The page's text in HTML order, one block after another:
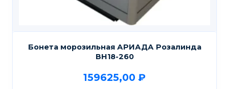
Бонета морозильная АРИАДА Розалинда
ВН18-260
159625,00 ₽